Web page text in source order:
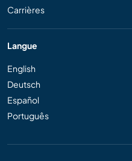
Carrières
Langue
English
Deutsch
Español
Português